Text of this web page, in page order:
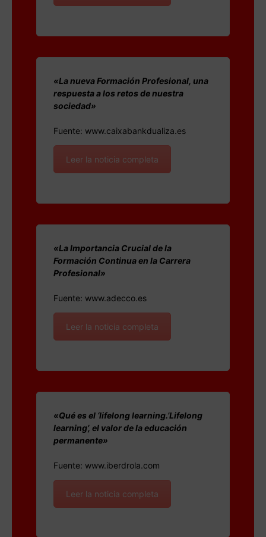
«La nueva Formación Profesional, una
respuesta a los retos de nuestra
sociedad»
Fuente: www.caixabankdualiza.es
Leer la noticia completa
«La Importancia Crucial de la
Formación Continua en la Carrera
Profesional»
Fuente: www.adecco.es
Leer la noticia completa
«Qué es el ‘lifelong learning.’Lifelong
learning’, el valor de la educación
permanente»
Fuente: www.iberdrola.com
Leer la noticia completa